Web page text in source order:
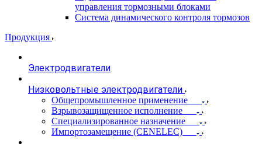
управления тормозными блоками
Система динамического контроля тормозов
Продукция
Электродвигатели
Низковольтные электродвигатели
Общепромышленное применение
Взрывозащищенное исполнение
Специализированное назначение
Импортозамещение (CENELEC)